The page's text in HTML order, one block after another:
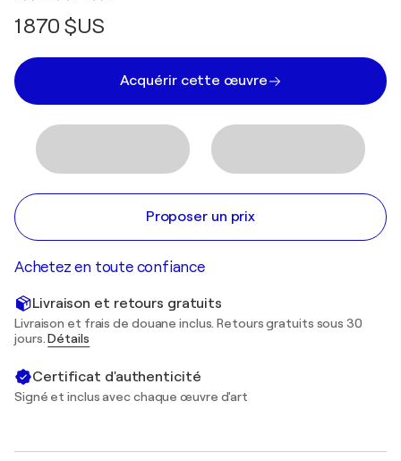
1 870 $US
Acquérir cette œuvre
Proposer un prix
Achetez en toute confiance
Livraison et retours gratuits
Livraison et frais de douane inclus. Retours gratuits sous 30
jours.Détails
Certificat d'authenticité
Signé et inclus avec chaque œuvre d'art